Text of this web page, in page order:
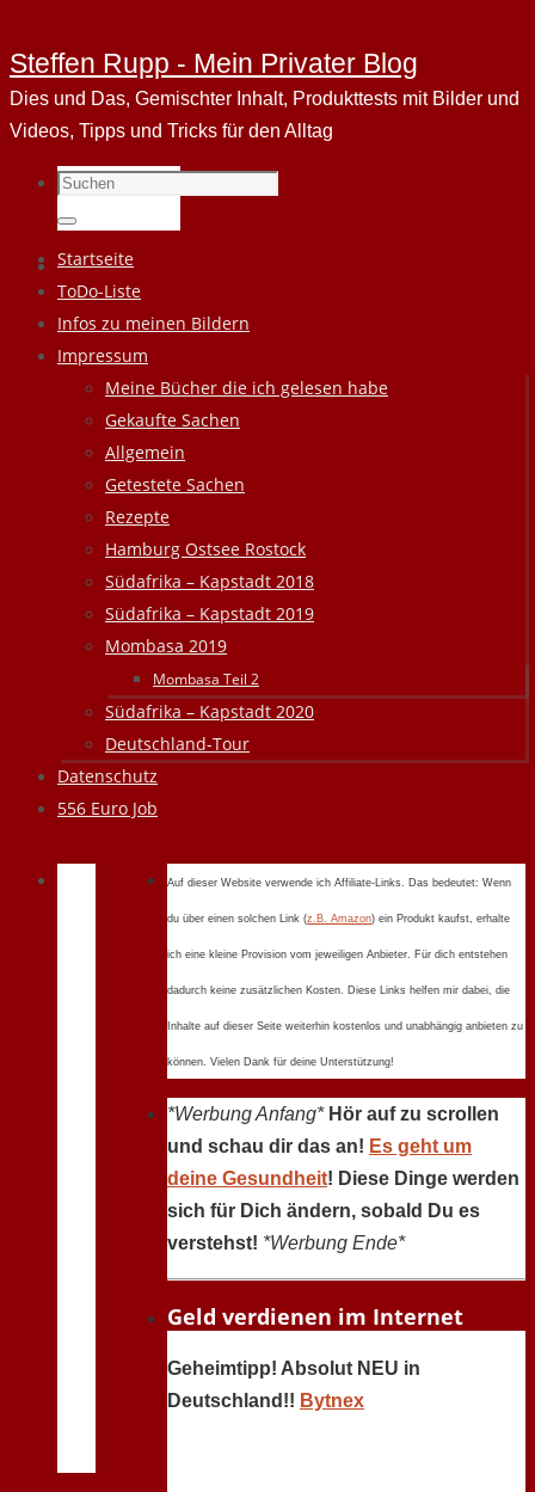
Steffen Rupp - Mein Privater Blog
Dies und Das, Gemischter Inhalt, Produkttests mit Bilder und
Videos, Tipps und Tricks für den Alltag
Suchen
nach:
Suchen
Zum
Inhalt
springen
Startseite
ToDo-Liste
Infos zu meinen Bildern
Impressum
Meine Bücher die ich gelesen habe
Gekaufte Sachen
Allgemein
Getestete Sachen
Rezepte
Hamburg Ostsee Rostock
Südafrika – Kapstadt 2018
Südafrika – Kapstadt 2019
Mombasa 2019
Mombasa Teil 2
Südafrika – Kapstadt 2020
Deutschland-Tour
Datenschutz
556 Euro Job
Auf dieser Website verwende ich Affiliate-Links. Das bedeutet: Wenn
du über einen solchen Link (z.B. Amazon) ein Produkt kaufst, erhalte
ich eine kleine Provision vom jeweiligen Anbieter. Für dich entstehen
dadurch keine zusätzlichen Kosten. Diese Links helfen mir dabei, die
Inhalte auf dieser Seite weiterhin kostenlos und unabhängig anbieten zu
können. Vielen Dank für deine Unterstützung!
*Werbung Anfang* Hör auf zu scrollen
und schau dir das an! Es geht um
deine Gesundheit! Diese Dinge werden
sich für Dich ändern, sobald Du es
verstehst! *Werbung Ende*
Geld verdienen im Internet
Geheimtipp! Absolut NEU in
Deutschland!! Bytnex